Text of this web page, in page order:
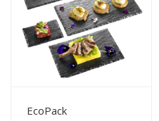
View Details
EcoPack